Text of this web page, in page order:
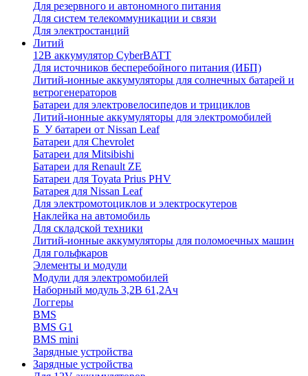
Для резервного и автономного питания
Для систем телекоммуникации и связи
Для электростанций
Литий
12В аккумулятор CyberBATT
Для источников бесперебойного питания (ИБП)
Литий-ионные аккумуляторы для солнечных батарей и
ветрогенераторов
Батареи для электровелосипедов и трициклов
Литий-ионные аккумуляторы для электромобилей
Б_У батареи от Nissan Leaf
Батареи для Chevrolet
Батареи для Mitsibishi
Батареи для Renault ZE
Батареи для Toyata Prius PHV
Батарея для Nissan Leaf
Для электромотоциклов и электроскутеров
Наклейка на автомобиль
Для складской техники
Литий-ионные аккумуляторы для поломоечных машин
Для гольфкаров
Элементы и модули
Модули для электромобилей
Наборный модуль 3,2В 61,2Ач
Логгеры
BMS
BMS G1
BMS mini
Зарядные устройства
Зарядные устройства